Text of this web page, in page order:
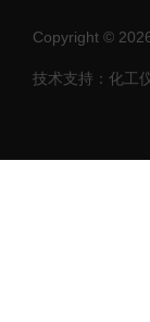
Copyright ©
技术支持：化工